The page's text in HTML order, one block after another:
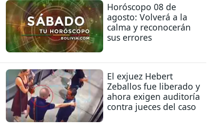
Horóscopo 08 de
agosto: Volverá a la
calma y reconocerán
sus errores
El exjuez Hebert
Zeballos fue liberado y
ahora exigen auditoría
contra jueces del caso